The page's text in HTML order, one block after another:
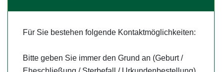
Für Sie bestehen folgende Kontaktmöglichkeiten:
Bitte geben Sie immer den Grund an (Geburt /